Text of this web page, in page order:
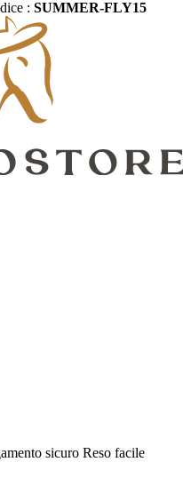
: SUMMER-FLY15
sicuro Reso facile